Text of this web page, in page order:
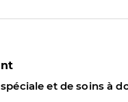
et de soins à